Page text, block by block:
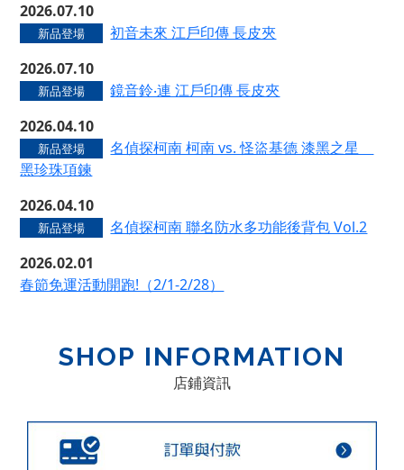
2026.07.10
新品登場
初音未來 江戶印傳 長皮夾
2026.07.10
新品登場
鏡音鈴‧連 江戶印傳 長皮夾
2026.04.10
新品登場
名偵探柯南 柯南 vs. 怪盜基德 漆黑之星
黑珍珠項鍊
2026.04.10
新品登場
名偵探柯南 聯名防水多功能後背包 Vol.2
2026.02.01
春節免運活動開跑!（2/1-2/28）
SHOP INFORMATION
店鋪資訊